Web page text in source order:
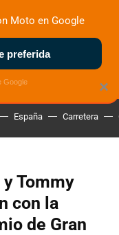
MOTOS ELÉCTRICAS
España Carretera
Tommy
con la
de Gran
×
Moto en Google
preferida
Google